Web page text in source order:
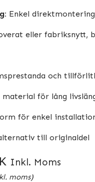
Enkel
eller fabriksnytt,
och
för lång
för enkel
till originaldel
Inkl. Moms
moms)